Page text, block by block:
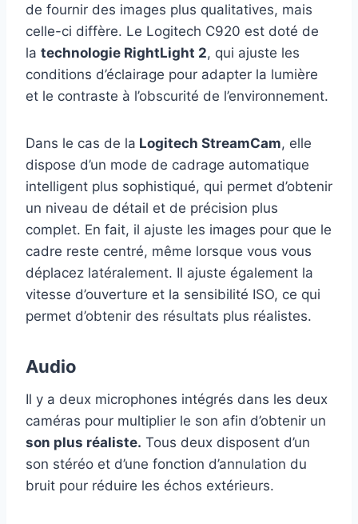
de fournir des images plus qualitatives, mais
celle-ci diffère. Le Logitech C920 est doté de
la technologie RightLight 2, qui ajuste les
conditions d’éclairage pour adapter la lumière
et le contraste à l’obscurité de l’environnement.
Dans le cas de la Logitech StreamCam, elle
dispose d’un mode de cadrage automatique
intelligent plus sophistiqué, qui permet d’obtenir
un niveau de détail et de précision plus
complet. En fait, il ajuste les images pour que le
cadre reste centré, même lorsque vous vous
déplacez latéralement. Il ajuste également la
vitesse d’ouverture et la sensibilité ISO, ce qui
permet d’obtenir des résultats plus réalistes.
Audio
Il y a deux microphones intégrés dans les deux
caméras pour multiplier le son afin d’obtenir un
son plus réaliste. Tous deux disposent d’un
son stéréo et d’une fonction d’annulation du
bruit pour réduire les échos extérieurs.